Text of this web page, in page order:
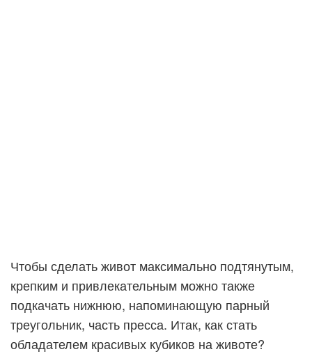
Чтобы сделать живот максимально подтянутым,
крепким и привлекательным можно также
подкачать нижнюю, напоминающую парный
треугольник, часть пресса. Итак, как стать
обладателем красивых кубиков на животе?